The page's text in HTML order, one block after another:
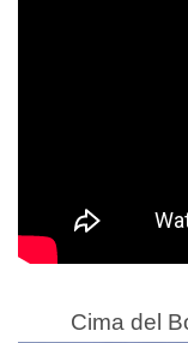
Cima del